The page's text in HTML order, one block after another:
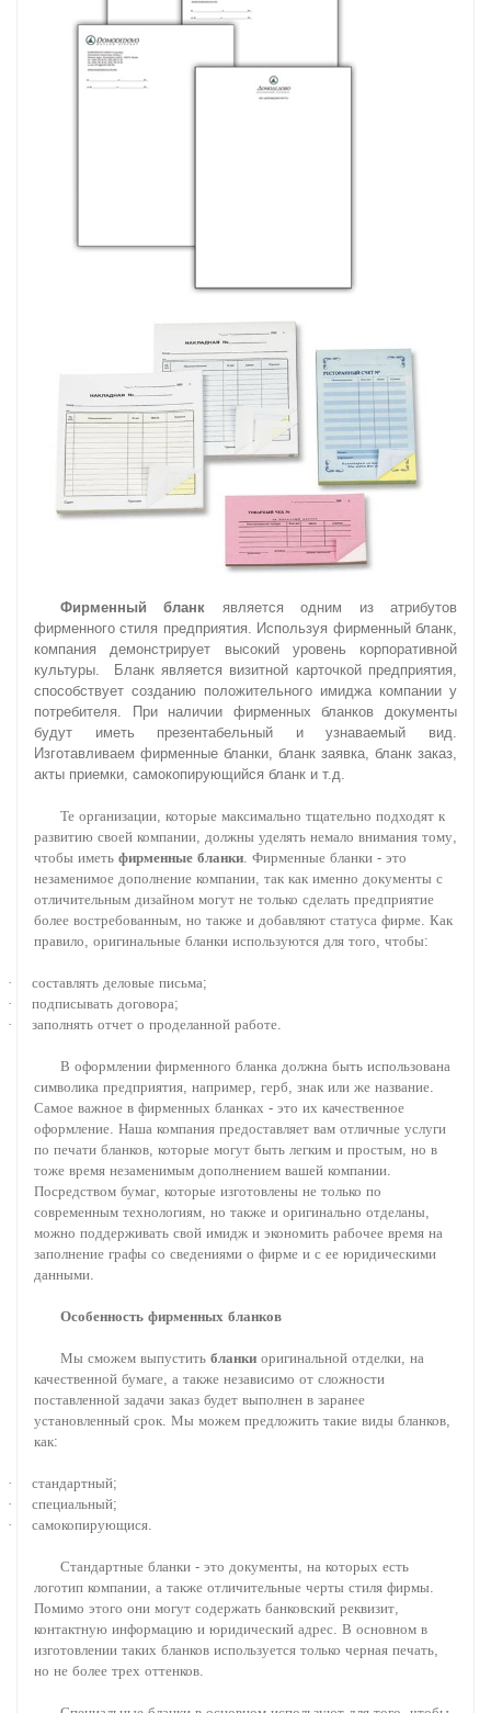
Фирменный бланк является одним из атрибутов
фирменного стиля предприятия. Используя фирменный бланк,
компания демонстрирует высокий уровень корпоративной
культуры. Бланк является визитной карточкой предприятия,
способствует созданию положительного имиджа компании у
потребителя. При наличии фирменных бланков документы
будут иметь презентабельный и узнаваемый вид.
Изготавливаем фирменные бланки, бланк заявка, бланк заказ,
акты приемки, самокопирующийся бланк и т.д.
Те организации которые максимально тщательно подходят к
развитию своей компании должны уделять немало внимания тому
чтобы иметь фирменные бланки Фирменные бланки - это
незаменимое дополнение компании так как именно документы с
отличительным дизайном могут не только сделать предприятие
более востребованным но также и добавляют статуса фирме Как
правило оригинальные бланки используются для того чтобы:
· составлять деловые письма;
·
подписывать договора;
·
заполнять отчет о проделанной работе
В оформлении фирменного бланка должна быть использована
символика предприятия например герб знак или же название
Самое важное в фирменных бланках - это их качественное
оформление Наша компания предоставляет вам отличные услуги
по печати бланков которые могут быть легким и простым но в
тоже время незаменимым дополнением вашей компании
Посредством бумаг которые изготовлены не только по
современным технологиям но также и оригинально отделаны
можно поддерживать свой имидж и экономить рабочее время на
заполнение графы со сведениями о фирме и с ее юридическими
данными
Особенность фирменных бланков
Мы сможем выпустить бланки оригинальной отделки на
качественной бумаге а также независимо от сложности
поставленной задачи заказ будет выполнен в заранее
установленный срок Мы можем предложить такие виды бланков
как:
· стандартный;
·
специальный;
·
самокопирующися
Стандартные бланки - это документы на которых есть
логотип компании а также отличительные черты стиля фирмы
Помимо этого они могут содержать банковский реквизит
контактную информацию и юридический адрес В основном в
изготовлении таких бланков используется только черная печать
но не более трех оттенков